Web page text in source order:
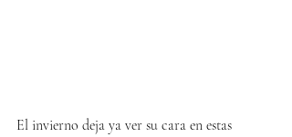
El invierno deja ya ver su cara en estas